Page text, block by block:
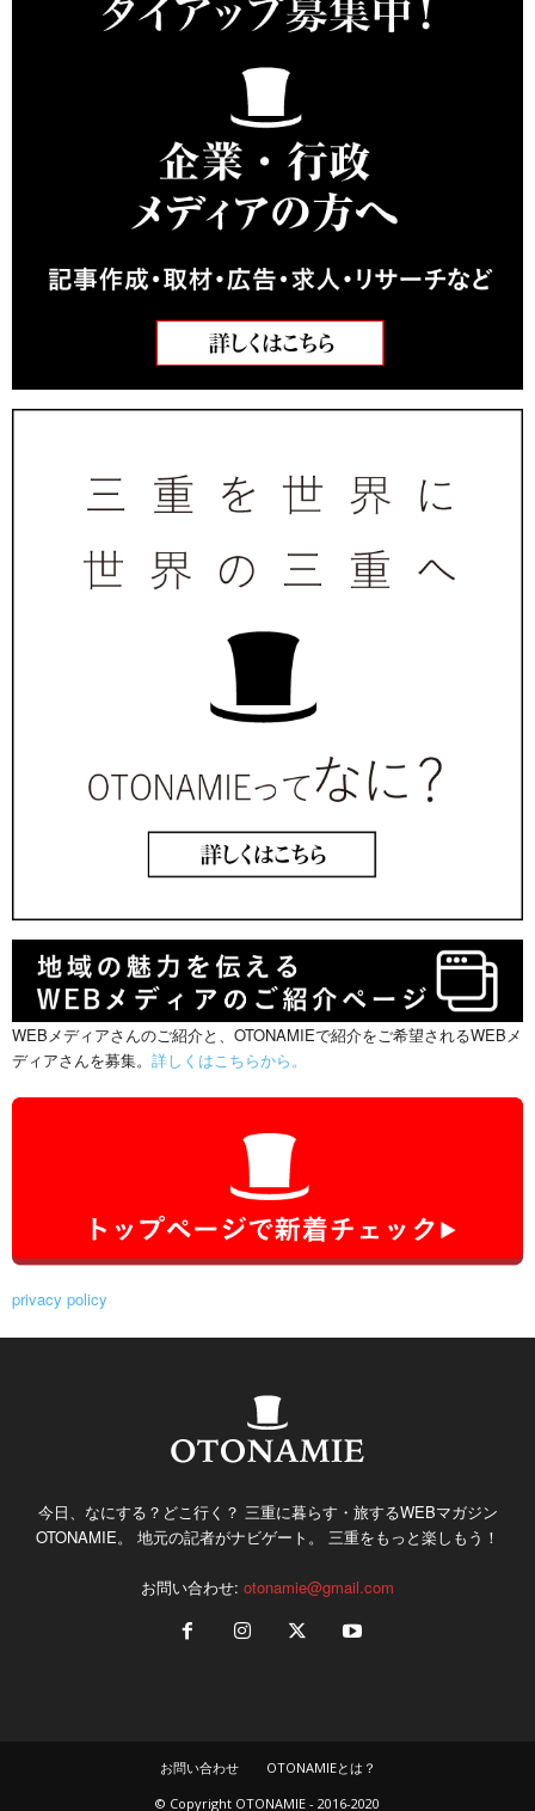
WEBメディアさんのご紹介と、OTONAMIEで紹介をご希望されるWEBメ
ディアさんを募集。 詳しくはこちらから。
privacy policy
今日、なにする？どこ行く？ 三重に暮らす・旅するWEBマガジン
OTONAMIE。 地元の記者がナビゲート。 三重をもっと楽しもう！
お問い合わせ: otonamie@gmail.com
お問い合わせ
OTONAMIEとは？
© Copyright OTONAMIE - 2016-2020